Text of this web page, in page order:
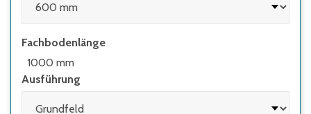
Elementen (z.B. Schubladen) und Regale mit
Leitern eingesetzt werden
Fachbodenlänge
1000 mm
Ausführung